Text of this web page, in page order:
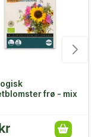
frø - mix